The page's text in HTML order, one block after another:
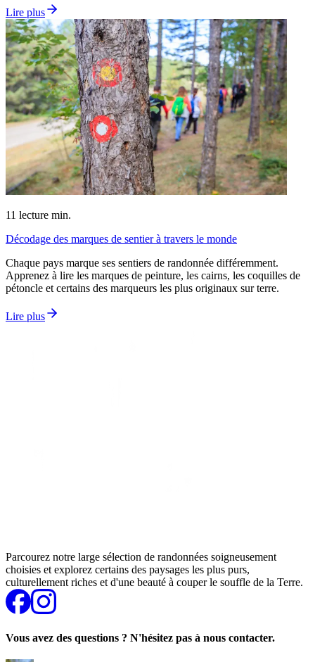
Lire plus
11 lecture min.
Décodage des marques de sentier à travers le monde
Chaque pays marque ses sentiers de randonnée différemment.
Apprenez à lire les marques de peinture, les cairns, les coquilles de
pétoncle et certains des marqueurs les plus originaux sur terre.
Lire plus
Parcourez notre large sélection de randonnées soigneusement
choisies et explorez certains des paysages les plus purs,
culturellement riches et d'une beauté à couper le souffle de la Terre.
Vous avez des questions ? N'hésitez pas à nous contacter.